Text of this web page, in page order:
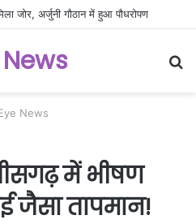
जोर, अर्जुनी गौठान में हुआ पौधरोपण
News
में भीषण
जैसा तापमान!